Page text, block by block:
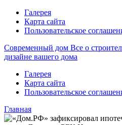
Галерея
Карта сайта
Пользовательское
Современный дом Все о
дизайне вашего дома
Галерея
Карта сайта
Пользовательское
Главная